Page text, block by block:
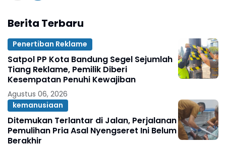
Berita Terbaru
Penertiban Reklame
Satpol PP Kota Bandung Segel Sejumlah
Tiang Reklame, Pemilik Diberi
Kesempatan Penuhi Kewajiban
Agustus 06, 2026
kemanusiaan
Ditemukan Terlantar di Jalan, Perjalanan
Pemulihan Pria Asal Nyengseret Ini Belum
Berakhir